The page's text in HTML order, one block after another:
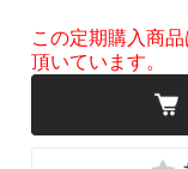
この定期購入商
頂いています。